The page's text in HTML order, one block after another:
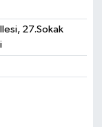
27.Sokak